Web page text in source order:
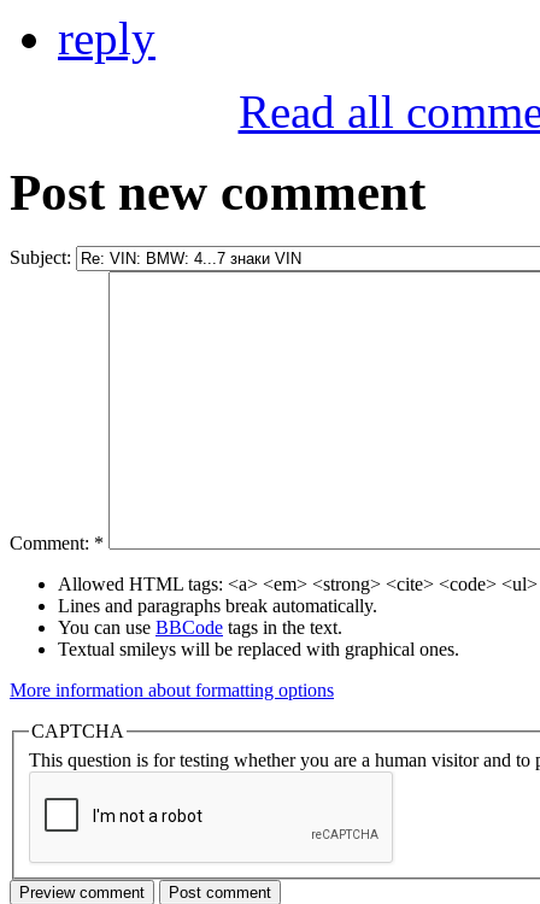
reply
Read all
Post new comment
Subject:
Comment: *
Allowed HTML tags: <a> <em> <strong> <cite> <code>
Lines and paragraphs break automatically.
You can use BBCode tags in the text.
Textual smileys will be replaced with graphical ones.
More information about formatting options
CAPTCHA
This question is for testing whether you are a human visitor and to